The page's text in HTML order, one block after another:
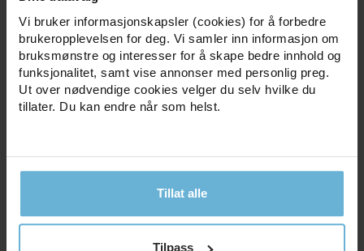
Vi bruker informasjonskapsler (cookies) for å forbedre
brukeropplevelsen for deg. Vi samler inn informasjon om
bruksmønstre og interesser for å skape bedre innhold og
funksjonalitet, samt vise annonser med personlig preg.
Ut over nødvendige cookies velger du selv hvilke du
tillater. Du kan endre når som helst.
Tillat alle
Tilpass